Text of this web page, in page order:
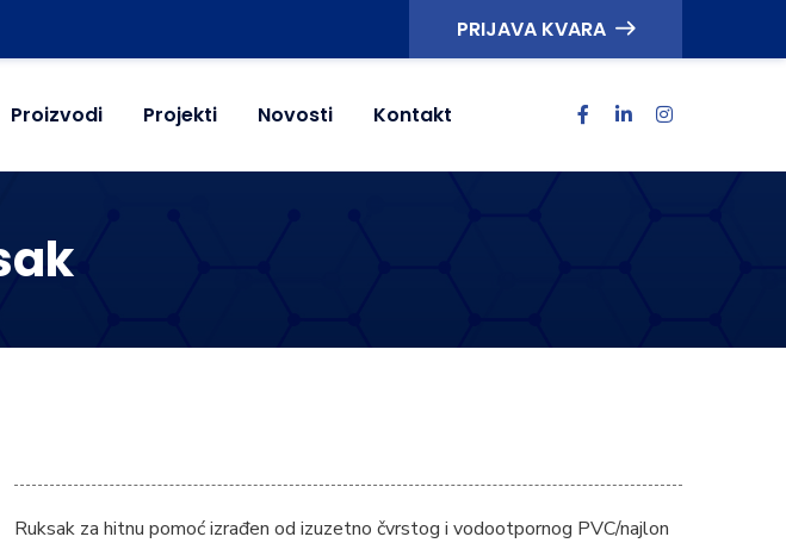
PRIJAVA KVARA
Proizvodi Projekti Novosti Kontakt
Ruksak za hitnu pomoć izrađen od izuzetno čvrstog i vodootpornog PVC/najlon